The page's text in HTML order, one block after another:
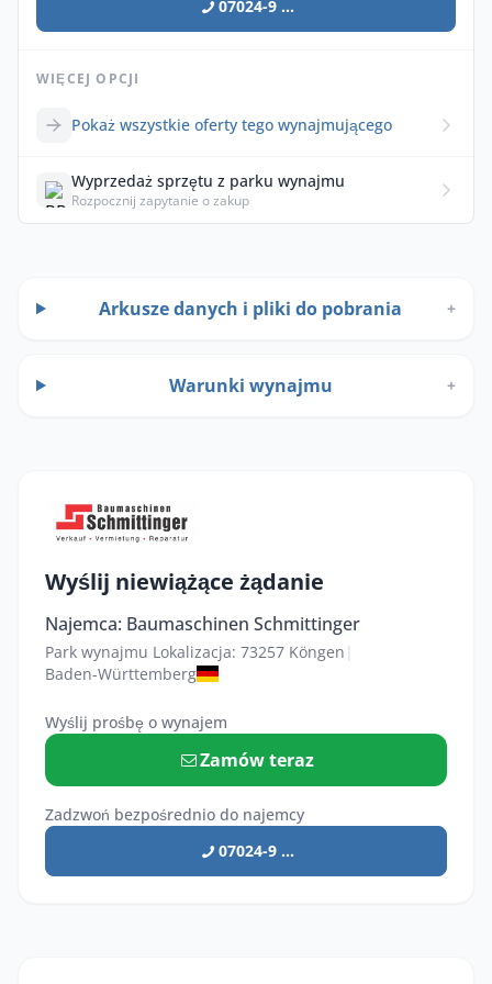
07024-9 ...
WIĘCEJ OPCJI
Pokaż wszystkie oferty tego wynajmującego
Wyprzedaż sprzętu z parku wynajmu
Rozpocznij zapytanie o zakup
Arkusze danych i pliki do pobrania +
Warunki wynajmu +
Wyślij niewiążące żądanie
Najemca: Baumaschinen Schmittinger
Park wynajmu Lokalizacja: 73257 Köngen |
Baden-Württemberg
Wyślij prośbę o wynajem
Zamów teraz
Zadzwoń bezpośrednio do najemcy
07024-9 ...